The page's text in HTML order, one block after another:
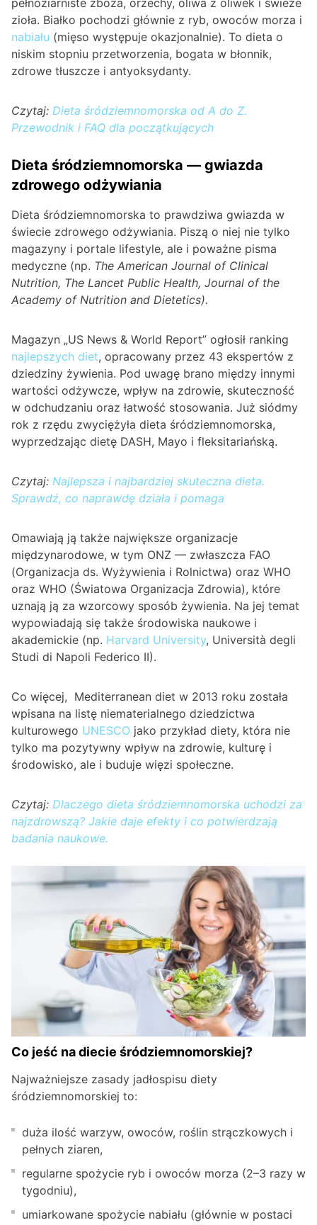
pełnoziarniste zboża, orzechy, oliwa z oliwek i świeże
zioła. Białko pochodzi głównie z ryb, owoców morza i
nabiału (mięso występuje okazjonalnie). To dieta o
niskim stopniu przetworzenia, bogata w błonnik,
zdrowe tłuszcze i antyoksydanty.
Czytaj: Dieta śródziemnomorska od A do Z.
Przewodnik i FAQ dla początkujących
Dieta śródziemnomorska — gwiazda
zdrowego odżywiania
Dieta śródziemnomorska to prawdziwa gwiazda w
świecie zdrowego odżywiania. Piszą o niej nie tylko
magazyny i portale lifestyle, ale i poważne pisma
medyczne (np. The American Journal of Clinical
Nutrition, The Lancet Public Health, Journal of the
Academy of Nutrition and Dietetics).
Magazyn „US News & World Report” ogłosił ranking
najlepszych diet, opracowany przez 43 ekspertów z
dziedziny żywienia. Pod uwagę brano między innymi
wartości odżywcze, wpływ na zdrowie, skuteczność
w odchudzaniu oraz łatwość stosowania. Już siódmy
rok z rzędu zwyciężyła dieta śródziemnomorska,
wyprzedzając dietę DASH, Mayo i fleksitariańską.
Czytaj: Najlepsza i najbardziej skuteczna dieta.
Sprawdź, co naprawdę działa i pomaga
Omawiają ją także największe organizacje
międzynarodowe, w tym ONZ — zwłaszcza FAO
(Organizacja ds. Wyżywienia i Rolnictwa) oraz WHO
oraz WHO (Światowa Organizacja Zdrowia), które
uznają ją za wzorcowy sposób żywienia. Na jej temat
wypowiadają się także środowiska naukowe i
akademickie (np. Harvard University, Università degli
Studi di Napoli Federico II).
Co więcej, Mediterranean diet w 2013 roku została
wpisana na listę niematerialnego dziedzictwa
kulturowego UNESCO jako przykład diety, która nie
tylko ma pozytywny wpływ na zdrowie, kulturę i
środowisko, ale i buduje więzi społeczne.
Czytaj: Dlaczego dieta śródziemnomorska uchodzi za
najzdrowszą? Jakie daje efekty i co potwierdzają
badania naukowe.
Co jeść na diecie śródziemnomorskiej?
Najważniejsze zasady jadłospisu diety
śródziemnomorskiej to:
duża ilość warzyw, owoców, roślin strączkowych i
pełnych ziaren,
regularne spożycie ryb i owoców morza (2–3 razy w
tygodniu),
umiarkowane spożycie nabiału (głównie w postaci